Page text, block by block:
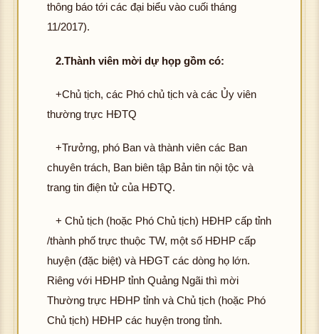
thông báo tới các đại biểu vào cuối tháng
11/2017).
2.Thành viên mời dự họp gồm có:
+Chủ tịch, các Phó chủ tịch và các Ủy viên
thường trực HĐTQ
+Trưởng, phó Ban và thành viên các Ban
chuyên trách, Ban biên tập Bản tin nội tộc và
trang tin điện tử của HĐTQ.
+ Chủ tịch (hoặc Phó Chủ tịch) HĐHP cấp tỉnh
/thành phố trực thuộc TW, một số HĐHP cấp
huyện (đặc biệt) và HĐGT các dòng họ lớn.
Riêng với HĐHP tỉnh Quảng Ngãi thì mời
Thường trực HĐHP tỉnh và Chủ tịch (hoặc Phó
Chủ tịch) HĐHP các huyện trong tỉnh.